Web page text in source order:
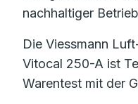
nachhaltiger
Die Viessmann
Vitocal 250-A ist
Warentest mit der